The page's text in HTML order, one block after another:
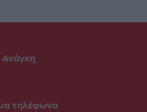
τηλέφωνα